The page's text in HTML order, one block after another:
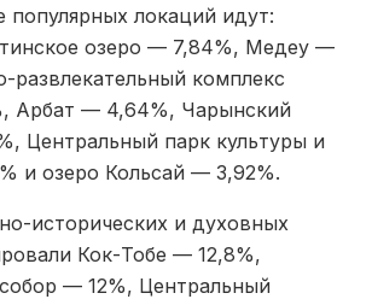
популярных локаций идут:
озеро — 7,84%, Медеу —
развлекательный комплекс
Арбат — 4,64%, Чарынский
Центральный парк культуры и
и озеро Кольсай — 3,92%.
исторических и духовных
Кок-Тобе — 12,8%,
— 12%, Центральный